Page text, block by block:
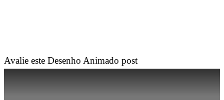
Avalie este Desenho Animado post